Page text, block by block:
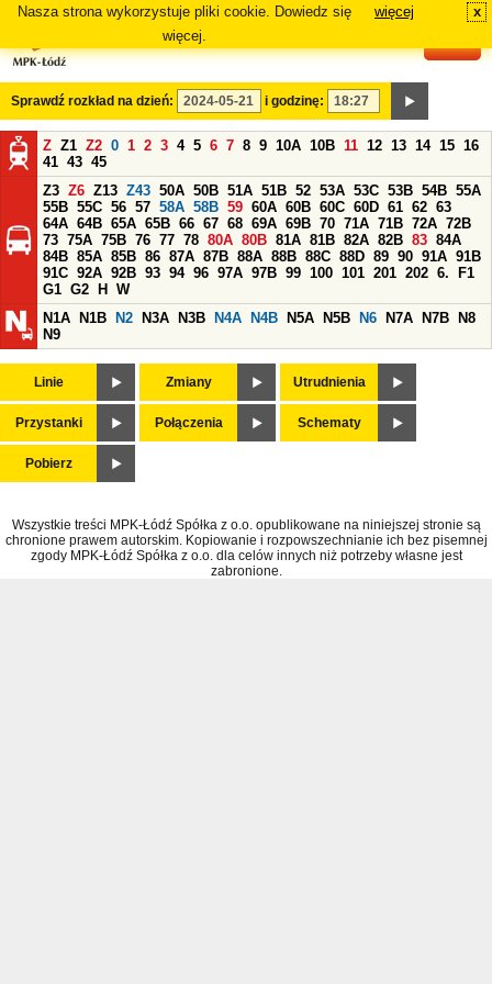
Nasza strona wykorzystuje pliki cookie. Dowiedz się
więcej.
więcej x
Sprawdź rozkład na dzień: i godzinę:
Z Z1 Z2 0 1 2 3 4 5 6 7 8 9 10A 10B 11 12 13 14 15 16
41 43 45
Z3 Z6 Z13 Z43 50A 50B 51A 51B 52 53A 53C 53B 54B 55A
55B 55C 56 57 58A 58B 59 60A 60B 60C 60D 61 62 63
64A 64B 65A 65B 66 67 68 69A 69B 70 71A 71B 72A 72B
73 75A 75B 76 77 78 80A 80B 81A 81B 82A 82B 83 84A
84B 85A 85B 86 87A 87B 88A 88B 88C 88D 89 90 91A 91B
91C 92A 92B 93 94 96 97A 97B 99 100 101 201 202 6.
F1
G1 G2 H
W
N1A
N1B N2 N3A N3B N4A N4B N5A N5B N6 N7A N7B
N8
N9
Linie Zmiany Utrudnienia
Przystanki Połączenia Schematy
Pobierz
Wszystkie treści MPK-Łódź Spółka z o.o. opublikowane na niniejszej stronie są
chronione prawem autorskim. Kopiowanie i rozpowszechnianie ich bez pisemnej
zgody MPK-Łódź Spółka z o.o. dla celów innych niż potrzeby własne jest
zabronione.